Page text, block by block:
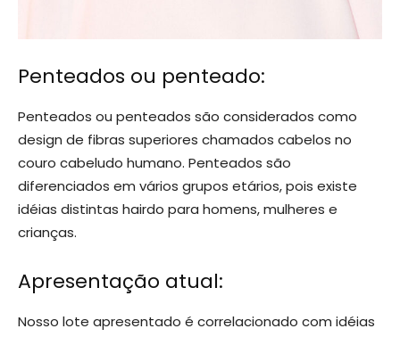
Penteados ou penteado:
Penteados ou penteados são considerados como
design de fibras superiores chamados cabelos no
couro cabeludo humano. Penteados são
diferenciados em vários grupos etários, pois existe
idéias distintas hairdo para homens, mulheres e
crianças.
Apresentação atual:
Nosso lote apresentado é correlacionado com idéias